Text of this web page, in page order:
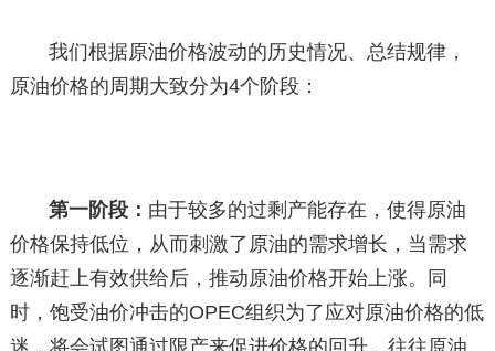
我们根据原油价格波动的历史情况、总结规律，
原油价格的周期大致分为4个阶段：
第一阶段： 由于较多的过剩产能存在，使得原油
价格保持低位，从而刺激了原油的需求增长，当需求
逐渐赶上有效供给后，推动原油价格开始上涨。同
时，饱受油价冲击的OPEC组织为了应对原油价格的低